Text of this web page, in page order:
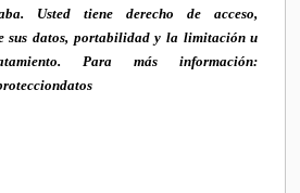
Usted tiene derecho de acceso,
sus datos, portabilidad y la limitación u
Para más información: